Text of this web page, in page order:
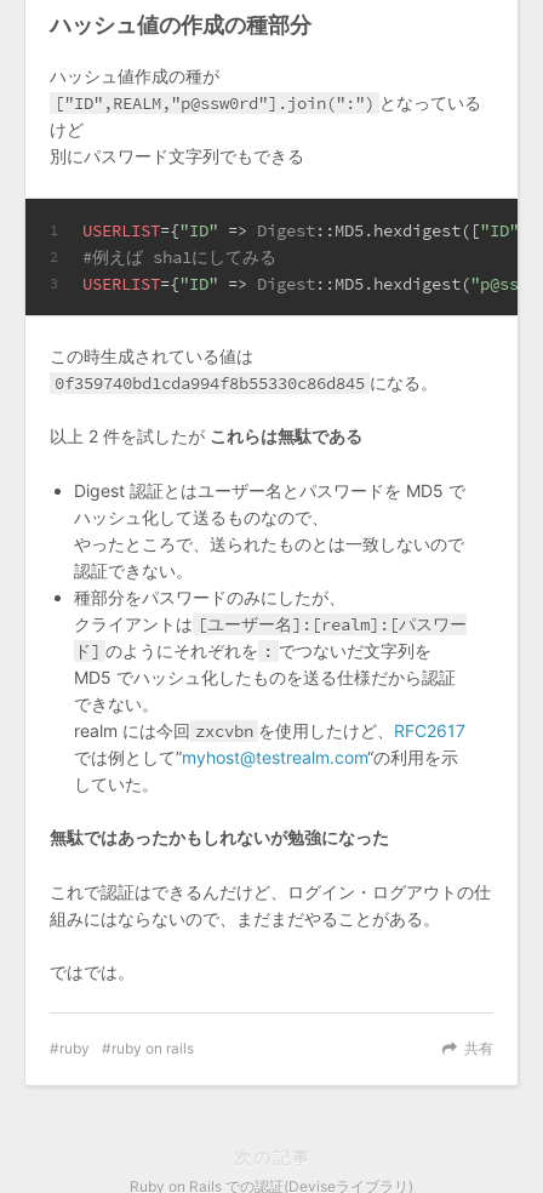
ハッシュ値の作成の種部分
ハッシュ値作成の種が
["ID",REALM,"p@ssw0rd"].join(":") となっている
けど
別にパスワード文字列でもできる
1
2
3
USERLIST={"ID" => Digest: :MD5.hexdigest(["ID"
#例えば sha1にしてみる
USERLIST={"ID" => Digest: :MD5.hexdigest(
この時生成されている値は
0f359740bd1cda994f8b55330c86d845 になる。
以上 2 件を試したが これらは無駄である
Digest 認証とはユーザー名とパスワードを MD5 で
ハッシュ化して送るものなので、
やったところで、送られたものとは一致しないので
認証できない。
種部分をパスワードのみにしたが、
クライアントは [ユーザー名]:[realm]:[パスワー
ド] のようにそれぞれを : でつないだ文字列を
MD5 でハッシュ化したものを送る仕様だから認証
できない。
realm には今回 zxcvbn を使用したけど、 RFC2617
では例として”myhost@testrealm.com“の利用を示
していた。
無駄ではあったかもしれないが勉強になった
これで認証はできるんだけど、ログイン・ログアウトの仕
組みにはならないので、まだまだやることがある。
ではでは。
共有
ruby ruby on rails
次の記事
Ruby on Rails での認証(Deviseライブラリ)